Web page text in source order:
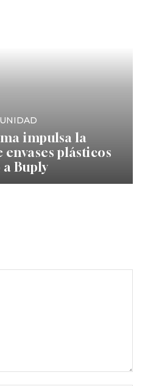
impulsa la
plásticos
Buply